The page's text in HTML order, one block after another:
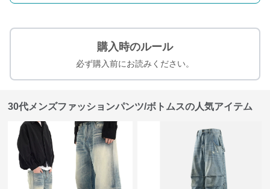
購入時のルール
必ず購入前にお読みください。
30代メンズファッションパンツ/ボトムスの人気アイテム